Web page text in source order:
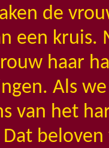
de
een
haar
Als
van het